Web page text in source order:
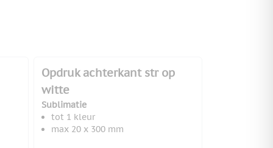
Opdruk achterkant str op
witte
Sublimatie
tot 1 kleur
max 20 x 300 mm